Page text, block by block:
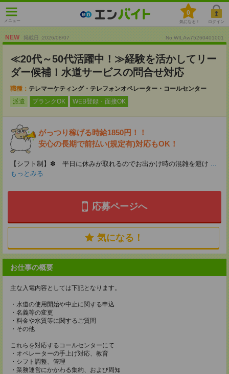
メニュー
0
気になる！ ログイン
NEW 掲載日 :2026/08/07 No.WILAw75260401001
≪20代～50代活躍中！≫経験を活かしてリー
ダー候補！水道サービスの問合せ対応
職種： テレマーケティング・テレフォンオペレーター・コールセンター
派遣
ブランクOK WEB登録・面接OK
がっつり稼げる時給1850円！！
安心の長期で前払い(規定有)対応もOK！
【シフト制】✽ 平日に休みが取れるのでお出かけ時の混雑を避け ...
もっとみる
応募ページへ
気になる！
お仕事の概要
主な入電内容としては下記となります。
・水道の使用開始や中止に関する申込
・名義等の変更
・料金や水質等に関するご質問
・その他
これらを対応するコールセンターにて
・オペレーターの手上げ対応、教育
・シフト調整、管理
・業務運営にかかわる集約、および周知